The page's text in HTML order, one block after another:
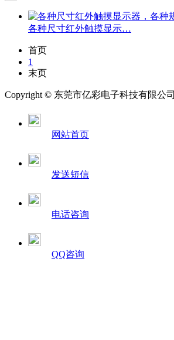
各种尺寸红外触摸显示…
首页
1
末页
Copyright © 东莞市亿彩电子科技有限公司
网站首页
发送短信
电话咨询
QQ咨询